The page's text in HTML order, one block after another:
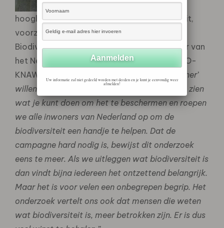
hoogleraar ecologie Wageningen Universiteit,
voorzitter van het Deltaplan
Biodiversiteitsherstel en voormalig directeur van
het Nederlands Instituut voor Ecologie (NIOO-
KNAW): “
Met de campagne ‘Maak Grijs Groener’
willen wij vertellen wat biodiversiteit is, laten zien
wat je kunt doen om het te beschermen en roepen
we alle inwoners van Nederland op om de
biodiversiteit een handje te helpen. Dat de
campagne hard nodig is, bewijst dit onderzoek
eens te meer. Als we uitleggen wat biodiversiteit is
dan vindt bijna iedereen het ontzettend belangrijk.
Maar het is voor velen een onbegrepen begrip. Het
onderzoek vertelt ons ook dat mensen die weten
wat biodiversiteit is, meer betrokken zijn. Er is dus
Uw informatie zal niet gedeeld worden met derden en je kunt je eenvoudig weer
afmelden!